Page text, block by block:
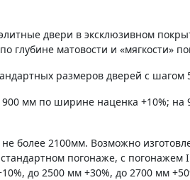
двери в эксклюзивном
глубине матовости и «мягкости»
размеров дверей с шагом
мм по ширине наценка +10%;
более 2100мм. Возможно
погонаже, с погонажем
до 2500 мм +30%, до 2700 мм